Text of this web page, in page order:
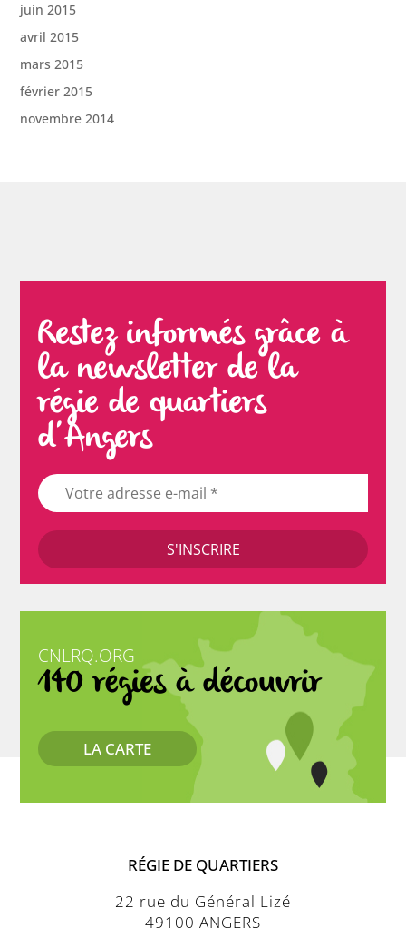
juin 2015
avril 2015
mars 2015
février 2015
novembre 2014
Restez informés grâce à
la newsletter de la
régie de quartiers
d’Angers
CNLRQ.ORG
140 régies à découvrir
LA CARTE
RÉGIE DE QUARTIERS
22 rue du Général Lizé
49100 ANGERS